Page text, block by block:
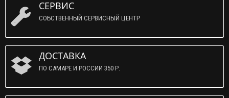
СЕРВИС
СОБСТВЕННЫЙ СЕРВИСНЫЙ ЦЕНТР
ДОСТАВКА
ПО САМАРЕ И РОССИИ 350 Р.